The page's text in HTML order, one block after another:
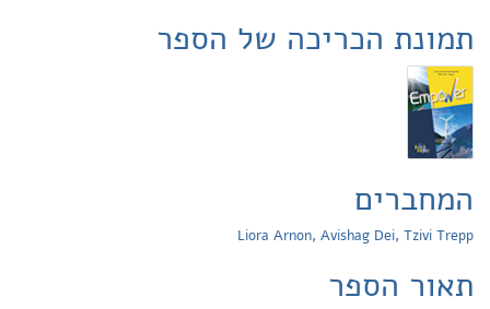
תמונת הכריכה של הספר
המחברים
Liora Arnon, Avishag Dei, Tzivi Trepp
תאור הספר